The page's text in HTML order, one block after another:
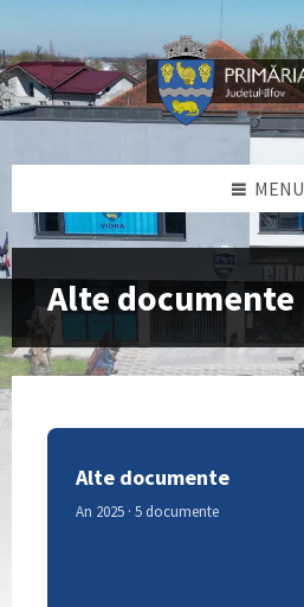
content
left
sidebar
footer
MENU
Alte documente
Alte documente
An 2025 · 5 documente